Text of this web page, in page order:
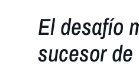
El desafío
sucesor